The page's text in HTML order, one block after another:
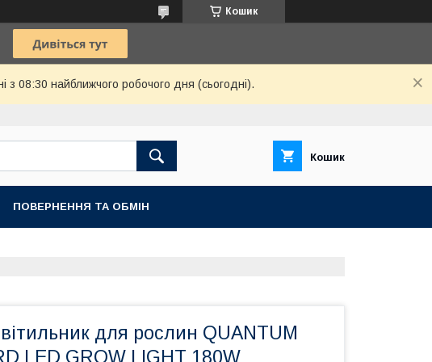
Кошик
з 08:30 найближчого робочого дня (сьогодні).
Кошик
ПОВЕРНЕННЯ ТА ОБМІН
для рослин QUANTUM
LED GROW LIGHT 180W